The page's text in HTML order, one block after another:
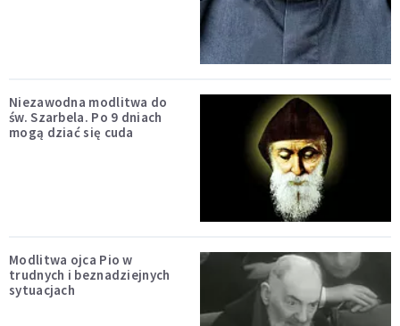
Niezawodna modlitwa do
św. Szarbela. Po 9 dniach
mogą dziać się cuda
Modlitwa ojca Pio w
trudnych i beznadziejnych
sytuacjach